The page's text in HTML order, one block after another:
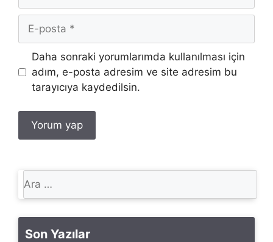
posta
İnternet
sitesi
Daha sonraki yorumlarımda kullanılması için
adım, e-posta adresim ve site adresim bu
tarayıcıya kaydedilsin.
ara
Son Yazılar